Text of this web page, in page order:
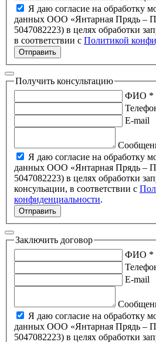
Я даю согласие на обработку
данных ООО «Янтарная Прядь –
5047082223) в целях обработки запроса и обратной связи,
в соответствии с Политикой
Отправить
Получить консультацию
ФИО *
E-mail
Я даю согласие на обработку
данных ООО «Янтарная Прядь –
5047082223) в целях обработки запроса и полченя
консульации, в соответствии с
конфиденциальности.
Отправить
Заключить договор
ФИО *
E-mail
Я даю согласие на обработку
данных ООО «Янтарная Прядь –
5047082223) в целях обработки запроса и заключение